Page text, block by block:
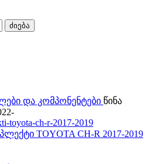
ძიება
და კომპონენტები წინა
TOYOTA CH-R 2017-2019